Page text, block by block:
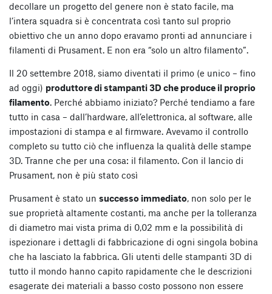
decollare un progetto del genere non è stato facile, ma
l’intera squadra si è concentrata così tanto sul proprio
obiettivo che un anno dopo eravamo pronti ad annunciare i
filamenti di Prusament. E non era “solo un altro filamento”.
Il 20 settembre 2018, siamo diventati il primo (e unico – fino
ad oggi) produttore di stampanti 3D che produce il proprio
filamento. Perché abbiamo iniziato? Perché tendiamo a fare
tutto in casa – dall’hardware, all’elettronica, al software, alle
impostazioni di stampa e al firmware. Avevamo il controllo
completo su tutto ciò che influenza la qualità delle stampe
3D. Tranne che per una cosa: il filamento. Con il lancio di
Prusament, non è più stato così
Prusament è stato un successo immediato, non solo per le
sue proprietà altamente costanti, ma anche per la tolleranza
di diametro mai vista prima di 0,02 mm e la possibilità di
ispezionare i dettagli di fabbricazione di ogni singola bobina
che ha lasciato la fabbrica. Gli utenti delle stampanti 3D di
tutto il mondo hanno capito rapidamente che le descrizioni
esagerate dei materiali a basso costo possono non essere